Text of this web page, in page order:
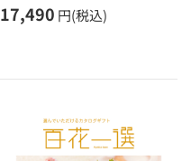
17,490 円(税込)